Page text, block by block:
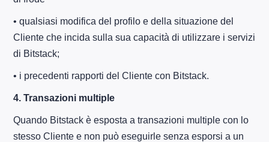
• qualsiasi modifica del profilo e della situazione del
Cliente che incida sulla sua capacità di utilizzare i servizi
di Bitstack;
• i precedenti rapporti del Cliente con Bitstack.
4.Transazioni multiple
Quando Bitstack è esposta a transazioni multiple con lo
stesso Cliente e non può eseguirle senza esporsi a un